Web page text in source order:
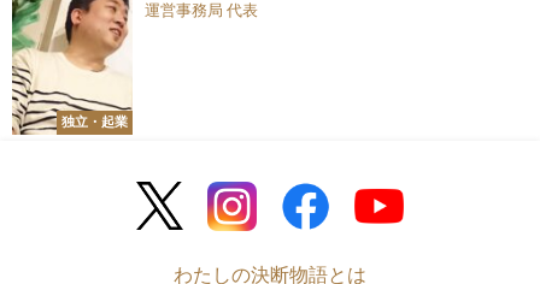
独立・起業
運営事務局 代表
わたしの決断物語とは